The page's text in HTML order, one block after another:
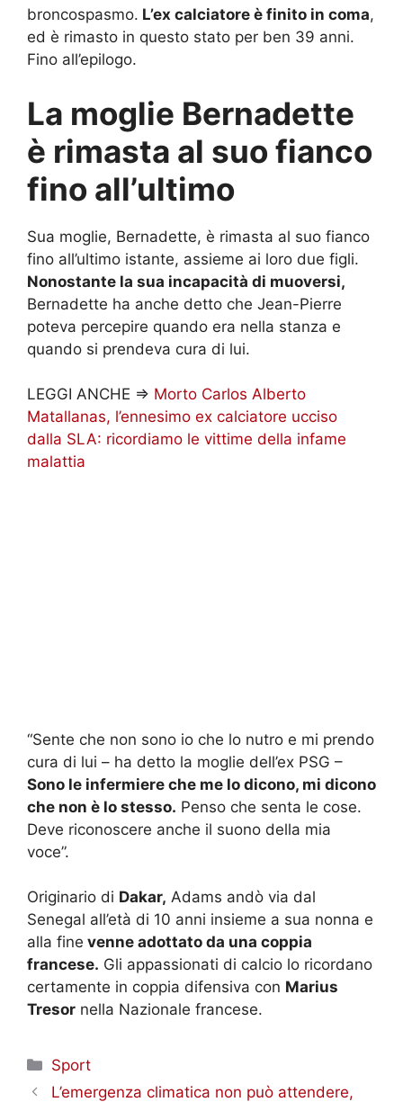
broncospasmo. L’ex calciatore è finito in coma,
ed è rimasto in questo stato per ben 39 anni.
Fino all’epilogo.
La moglie Bernadette
è rimasta al suo fianco
fino all’ultimo
Sua moglie, Bernadette, è rimasta al suo fianco
fino all’ultimo istante, assieme ai loro due figli.
Nonostante la sua incapacità di muoversi,
Bernadette ha anche detto che Jean-Pierre
poteva percepire quando era nella stanza e
quando si prendeva cura di lui.
LEGGI ANCHE => Morto Carlos Alberto
Matallanas, l’ennesimo ex calciatore ucciso
dalla SLA: ricordiamo le vittime della infame
malattia
“Sente che non sono io che lo nutro e mi prendo
cura di lui – ha detto la moglie dell’ex PSG –
Sono le infermiere che me lo dicono, mi dicono
che non è lo stesso. Penso che senta le cose.
Deve riconoscere anche il suono della mia
voce”.
Originario di Dakar, Adams andò via dal
Senegal all’età di 10 anni insieme a sua nonna e
alla fine venne adottato da una coppia
francese. Gli appassionati di calcio lo ricordano
certamente in coppia difensiva con Marius
Tresor nella Nazionale francese.
Categorie
Sport
L’emergenza climatica non può attendere,